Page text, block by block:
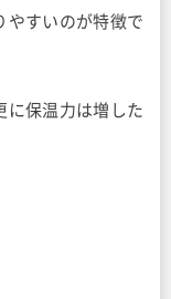
やすいのが特徴で
に保温力は増した